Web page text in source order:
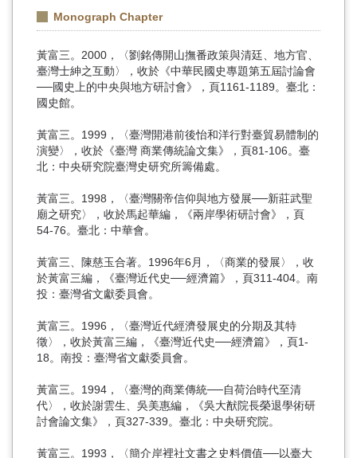
Monograph Chapter
黃富三。2000，〈劉銘傳開山撫番政策與清廷、地方官、
臺灣士紳之互動〉，收於《中華民國史專題第五屆討論會
──國史上的中央與地方研討會》，頁1161-1189。臺北：
國史館。
黃富三。1999，〈臺灣開港前後怡和洋行對臺貿易體制的
演變〉，收於《臺灣 商業傳統論文集》，頁81-106。臺
北：中央研究院臺灣史研究所籌備處。
黃富三。1998，〈臺灣關帝信仰與地方發展──新莊武聖
廟之研究〉，收於馬起華編，《兩岸學術研討會》，頁
54-76。臺北：中華會。
黃富三、陳慈玉合著。1996年6月，〈商業的發展〉，收
於黃富三編，《臺灣近代史──經濟篇》，頁311-404。南
投：臺灣省文獻委員會。
黃富三。1996，〈臺灣近代經濟發展史的分期及其特
徵〉，收於黃富三編，《臺灣近代史──經濟篇》，頁1-
18。南投：臺灣省文獻委員會。
黃富三。1994，〈臺灣的商業傳統──自荷治時代至清
代〉，收於謝雲生、吳美惠編，《吳大猷院長榮退學術研
討會論文集》，頁327-339。臺北：中央研究院。
黃富三。1993，〈簡介岸裡社文書之史料價值──以臺大